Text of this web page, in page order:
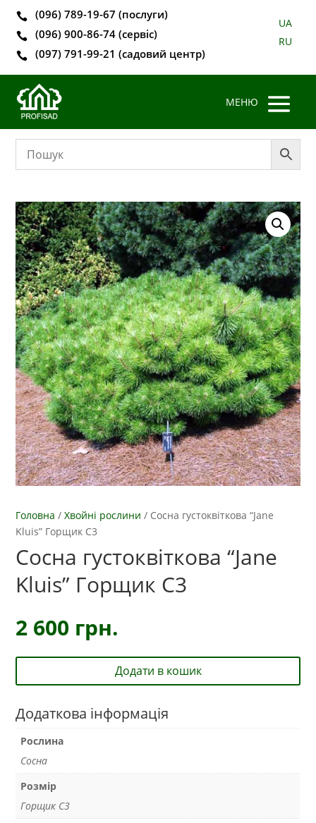
 (096) 789-19-67 (послуги)
 (096) 900-86-74 (сервіс)
 (097) 791-99-21 (садовий центр)
UA
RU
Головна /Хвойні рослини / Сосна густоквіткова “Jane
Kluis” Горщик С3
Сосна густоквіткова “Jane
Kluis” Горщик С3
2 600 грн.
Додати в кошик
Додаткова інформація
Рослина
Сосна
Розмір
Горщик С3